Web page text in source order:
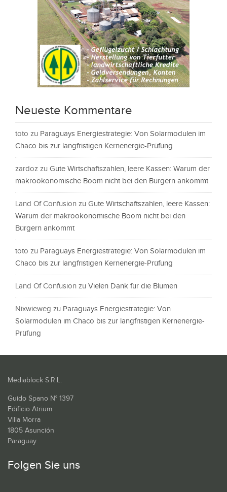
Neueste Kommentare
toto zu Paraguays Energiestrategie: Von Solarmodulen im
Chaco bis zur langfristigen Kernenergie-Prüfung
zardoz zu Gute Wirtschaftszahlen, leere Kassen: Warum der
makroökonomische Boom nicht bei den Bürgern ankommt
Land Of Confusion zu Gute Wirtschaftszahlen, leere Kassen:
Warum der makroökonomische Boom nicht bei den
Bürgern ankommt
toto zu Paraguays Energiestrategie: Von Solarmodulen im
Chaco bis zur langfristigen Kernenergie-Prüfung
Land Of Confusion zu Vielen Dank für die Blumen
Nixwieweg zu Paraguays Energiestrategie: Von
Solarmodulen im Chaco bis zur langfristigen Kernenergie-
Prüfung
Mediablock S.R.L.
Guido Spano N° 1397
Edificio Atrium
Villa Morra
1805 Asunción
Paraguay
Folgen Sie uns